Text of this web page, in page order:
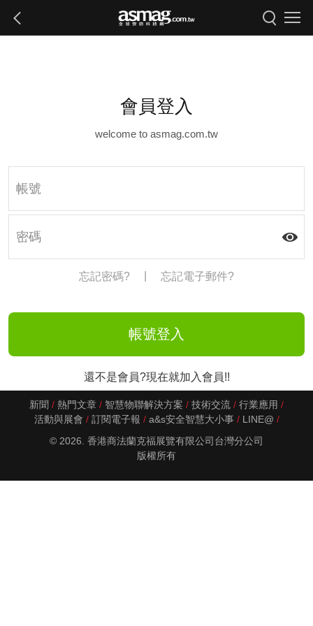
會員登入
welcome to asmag.com.tw
忘記密碼? 忘記電子郵件?
還不是會員?現在就加入會員!!
新聞 熱門文章 智慧物聯解決方案 技術交流
行業應用
活動與展會
訂閱電子報 a&s安全智慧大小事
LINE@
© 2026. 香港商法蘭克福展覽有限公司台灣分公司
版權所有